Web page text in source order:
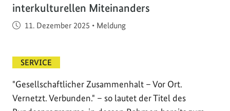
interkulturellen Miteinanders
Veröffentlicht am
11. Dezember 2025 • Meldung
SERVICE
"Gesellschaftlicher Zusammenhalt – Vor Ort.
Vernetzt. Verbunden." – so lautet der Titel des